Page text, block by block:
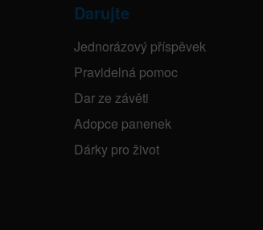
Darujte
Jednorázový příspěvek
Pravidelná pomoc
Dar ze závěti
Adopce panenek
Dárky pro život